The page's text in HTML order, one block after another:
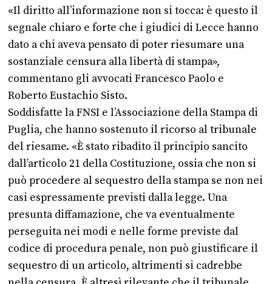
«Il diritto all’informazione non si tocca: è questo il
segnale chiaro e forte che i giudici di Lecce hanno
dato a chi aveva pensato di poter riesumare una
sostanziale censura alla libertà di stampa»,
commentano gli avvocati Francesco Paolo e
Roberto Eustachio Sisto.
Soddisfatte la FNSI e l’Associazione della Stampa di
Puglia, che hanno sostenuto il ricorso al tribunale
del riesame. «È stato ribadito il principio sancito
dall’articolo 21 della Costituzione, ossia che non si
può procedere al sequestro della stampa se non nei
casi espressamente previsti dalla legge. Una
presunta diffamazione, che va eventualmente
perseguita nei modi e nelle forme previste dal
codice di procedura penale, non può giustificare il
sequestro di un articolo, altrimenti si cadrebbe